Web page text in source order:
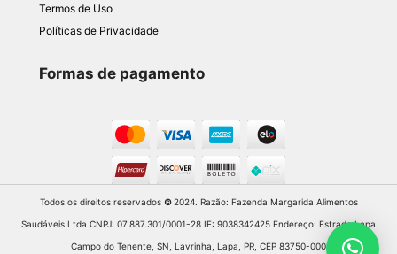
Termos de Uso
Políticas de Privacidade
Formas de pagamento
Todos os direitos reservados ©2024. Razão: Fazenda Margarida Alimentos
Saudáveis Ltda CNPJ: 07.887.301/0001-28 IE: 9038342425 Endereço: Estrada Lapa
Campo do Tenente, SN, Lavrinha, Lapa, PR, CEP 83750-000